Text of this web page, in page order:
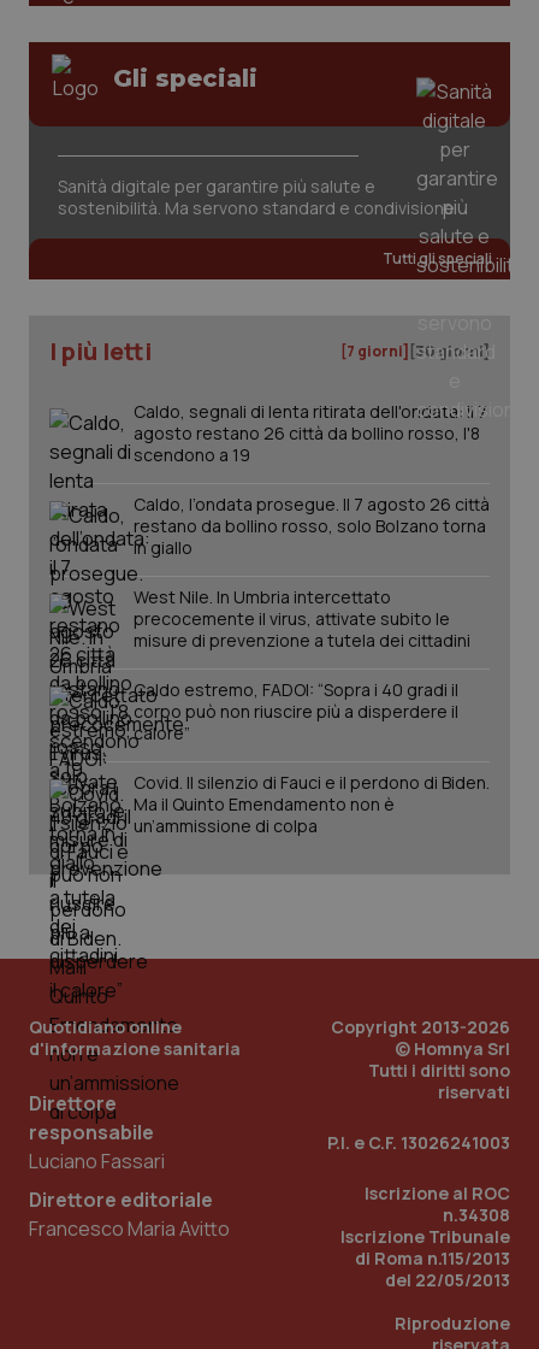
Gli speciali
Sanità digitale per garantire più salute e
sostenibilità. Ma servono standard e condivisione
Tutti gli speciali
I più letti [7 giorni] [30 giorni]
Caldo, segnali di lenta ritirata dell'ondata: il 7
agosto restano 26 città da bollino rosso, l'8
scendono a 19
Caldo, l’ondata prosegue. Il 7 agosto 26 città
restano da bollino rosso, solo Bolzano torna
in giallo
West Nile. In Umbria intercettato
precocemente il virus, attivate subito le
misure di prevenzione a tutela dei cittadini
Caldo estremo, FADOI: “Sopra i 40 gradi il
corpo può non riuscire più a disperdere il
calore”
Covid. Il silenzio di Fauci e il perdono di Biden.
Ma il Quinto Emendamento non è
un’ammissione di colpa
Quotidiano online
d'informazione sanitaria
Direttore
responsabile
Luciano Fassari
Direttore editoriale
Francesco Maria Avitto
Copyright 2013-2026
© Homnya Srl
Tutti i diritti sono
riservati
P.I. e C.F. 13026241003
Iscrizione al ROC
n.34308
Iscrizione Tribunale
di Roma n.115/2013
del 22/05/2013
Riproduzione
tracking-enable
tracking-sites-ironfish-
session-id
www.quotidianosanita.it
.quotidianosanita.it
PHPSESSID
www.quotidianosanita.it